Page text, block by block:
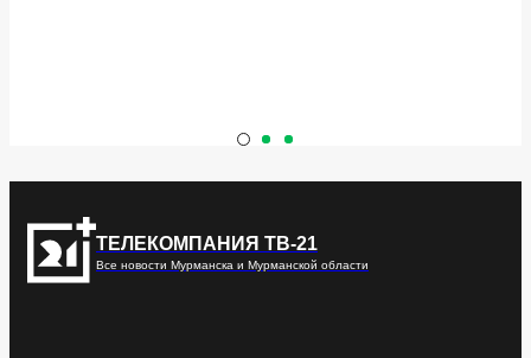
ТЕЛЕКОМПАНИЯ ТВ-21
Все новости Мурманска и Мурманской области